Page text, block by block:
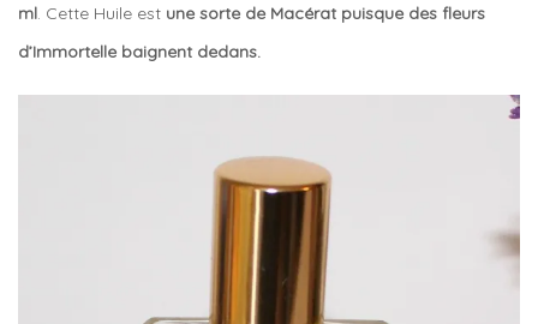
ml. Cette Huile est une sorte de Macérat puisque des fleurs
d’Immortelle baignent dedans.